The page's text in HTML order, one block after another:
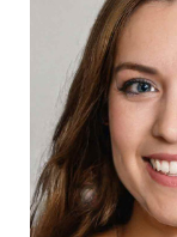
: